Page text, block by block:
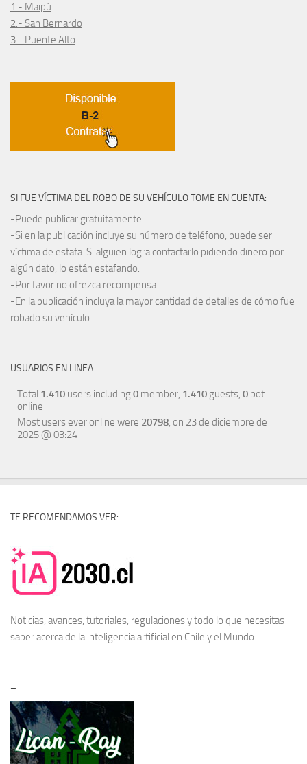
1.- Maipú
2.- San Bernardo
3.- Puente Alto
SI FUE VÍCTIMA DEL ROBO DE SU VEHÍCULO TOME EN CUENTA:
-Puede publicar gratuitamente.
-Si en la publicación incluye su número de teléfono, puede ser
víctima de estafa. Si alguien logra contactarlo pidiendo dinero por
algún dato, lo están estafando.
-Por favor no ofrezca recompensa.
-En la publicación incluya la mayor cantidad de detalles de cómo fue
robado su vehículo.
USUARIOS EN LINEA
Total 1.410 users including0 member, 1.410 guests, 0 bot
online
Most users ever online were 20798, on 23 de diciembre de
2025 @ 03:24
TE RECOMENDAMOS VER:
Noticias, avances, tutoriales, regulaciones y todo lo que necesitas
saber acerca de lainteligencia artificial en Chile y el Mundo.
–